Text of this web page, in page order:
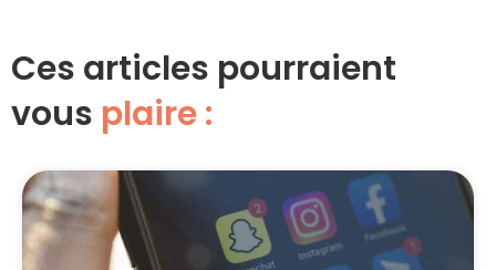
Ces articles pourraient
vous plaire :